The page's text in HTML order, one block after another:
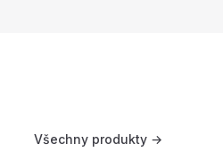
Všechny produkty →